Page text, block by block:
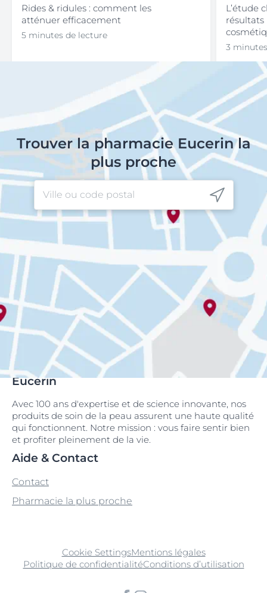
Rides & ridules : comment les
atténuer efficacement
5 minutes de lecture
L’étude
3
Trouver la pharmacie Eucerin la
plus proche
Eucerin
Avec 100 ans d'expertise et de science innovante, nos
produits de soin de la peau assurent une haute qualité
qui fonctionnent. Notre mission : vous faire sentir bien
et profiter pleinement de la vie.
Aide & Contact
Contact
Pharmacie la plus proche
Cookie SettingsMentions légales
Politique de confidentialitéConditions d’utilisation